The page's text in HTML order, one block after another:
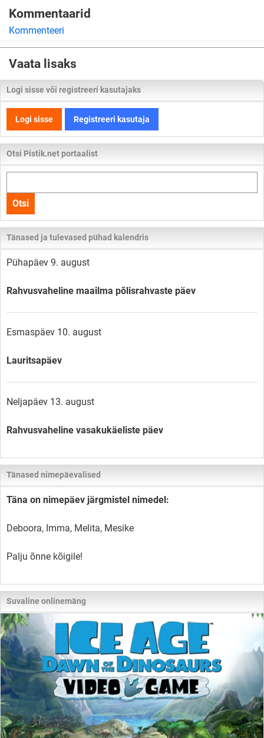
Kommentaarid
Kommenteeri
Vaata lisaks
Logi sisse või registreeri kasutajaks
Logi sisse Registreeri kasutaja
Otsi Pistik.net portaalist
kogu
lehelt
Otsi
Tänased ja tulevased pühad kalendris
Pühapäev 9. august
Rahvusvaheline maailma põlisrahvaste päev
Esmaspäev 10. august
Lauritsapäev
Neljapäev 13. august
Rahvusvaheline vasakukäeliste päev
Tänased nimepäevalised
Täna on nimepäev järgmistel nimedel:
Deboora, Imma, Melita, Mesike
Palju õnne kõigile!
Suvaline onlinemäng